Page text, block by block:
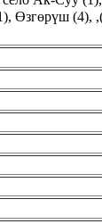
, Өзгөрүш (4), ,